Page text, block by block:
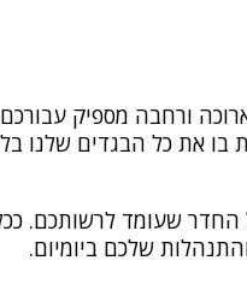
ורחבה מספיק
בו את כל הבגדים שלנו
שעומד לרשותכם.
שלכם ביומיום.